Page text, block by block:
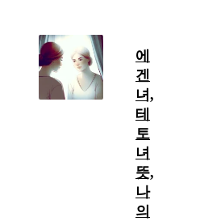
에
겐
녀,
테
토
녀
뜻,
나
의